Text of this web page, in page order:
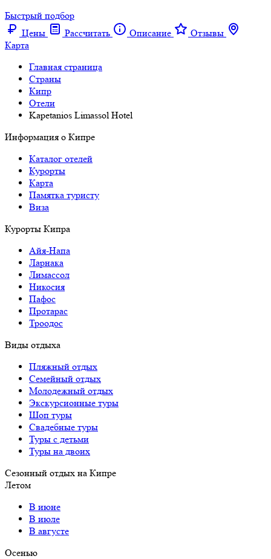
Быстрый подбор
Цены
Рассчитать Описание
Отзывы
Карта
Главная страница
Cтраны
Кипр
Отели
Kapetanios Limassol Hotel
Информация о Кипре
Каталог отелей
Курорты
Карта
Памятка туристу
Виза
Курорты Кипра
Айя-Напа
Ларнака
Лимассол
Никосия
Пафос
Протарас
Троодос
Виды отдыха
Пляжный отдых
Семейный отдых
Молодежный отдых
Экскурсионные туры
Шоп туры
Свадебные туры
Туры с детьми
Туры на двоих
Сезонный отдых на Кипре
Летом
В июне
В июле
В августе
Осенью